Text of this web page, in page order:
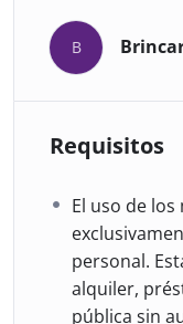
Society for Autism
de Espectro Autista
Latinoamericana
B
Requisitos
El uso de
personal.
alquiler,
pública sin